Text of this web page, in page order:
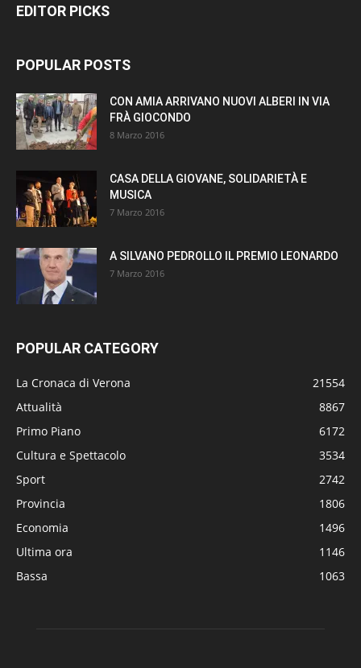
EDITOR PICKS
POPULAR POSTS
CON AMIA ARRIVANO NUOVI ALBERI IN VIA
FRÀ GIOCONDO
8 Marzo 2016
CASA DELLA GIOVANE, SOLIDARIETÀ E
MUSICA
7 Marzo 2016
A SILVANO PEDROLLO IL PREMIO LEONARDO
7 Marzo 2016
POPULAR CATEGORY
La Cronaca di Verona
21554
Attualità
8867
Primo Piano
6172
Cultura e Spettacolo
3534
Sport
2742
Provincia
1806
Economia
1496
Ultima ora
1146
Bassa
1063